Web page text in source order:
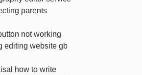
parents
not working
editing website gb
how to write